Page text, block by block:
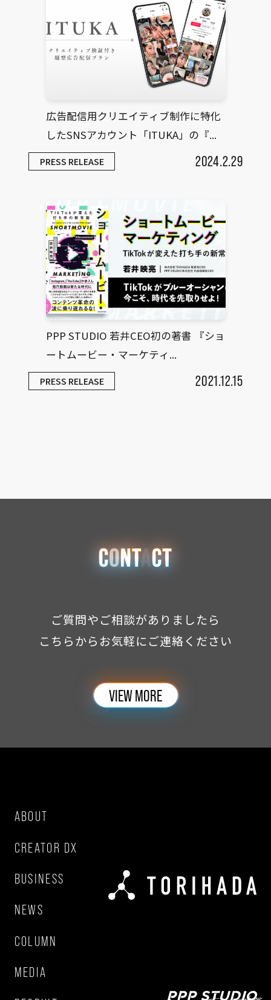
広告配信用クリエイティブ制作に特化
したSNSアカウント「ITUKA」の『...
PRESS RELEASE 2024.2.29
PPP STUDIO 若井CEO初の著書 『ショ
ートムービー・マーケティ...
PRESS RELEASE 2021.12.15
ご質問やご相談がありましたら
こちらからお気軽にご連絡ください
VIEW MORE
ABOUT
CREATOR DX
BUSINESS
NEWS
COLUMN
MEDIA